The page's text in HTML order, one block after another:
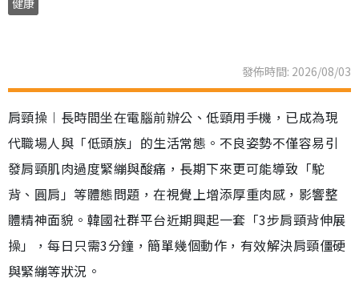
健康
發佈時間: 2026/08/03
肩頸操︱長時間坐在電腦前辦公、低頸用手機，已成為現
代職場人與「低頭族」的生活常態。不良姿勢不僅容易引
發肩頸肌肉過度緊繃與酸痛，長期下來更可能導致「駝
背、圓肩」等體態問題，在視覺上增添厚重肉感，影響整
體精神面貌。韓國社群平台近期興起一套「3步肩頸背伸展
操」，每日只需3分鐘，簡單幾個動作，有效解決肩頸僵硬
與緊繃等狀況。